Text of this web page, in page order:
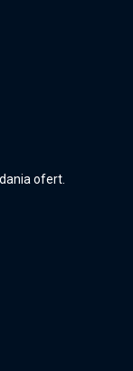
ofert.